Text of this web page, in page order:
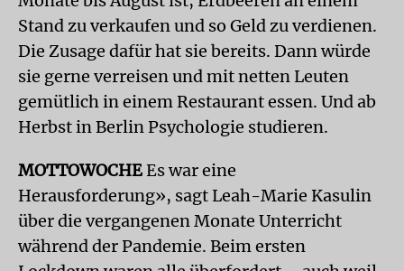
Stand zu verkaufen und so Geld zu verdienen.
Die Zusage dafür hat sie bereits. Dann würde
sie gerne verreisen und mit netten Leuten
gemütlich in einem Restaurant essen. Und ab
Herbst in Berlin Psychologie studieren.
MOTTOWOCHEEs war eine
Herausforderung», sagt Leah-Marie Kasulin
über die vergangenen Monate Unterricht
während der Pandemie. Beim ersten